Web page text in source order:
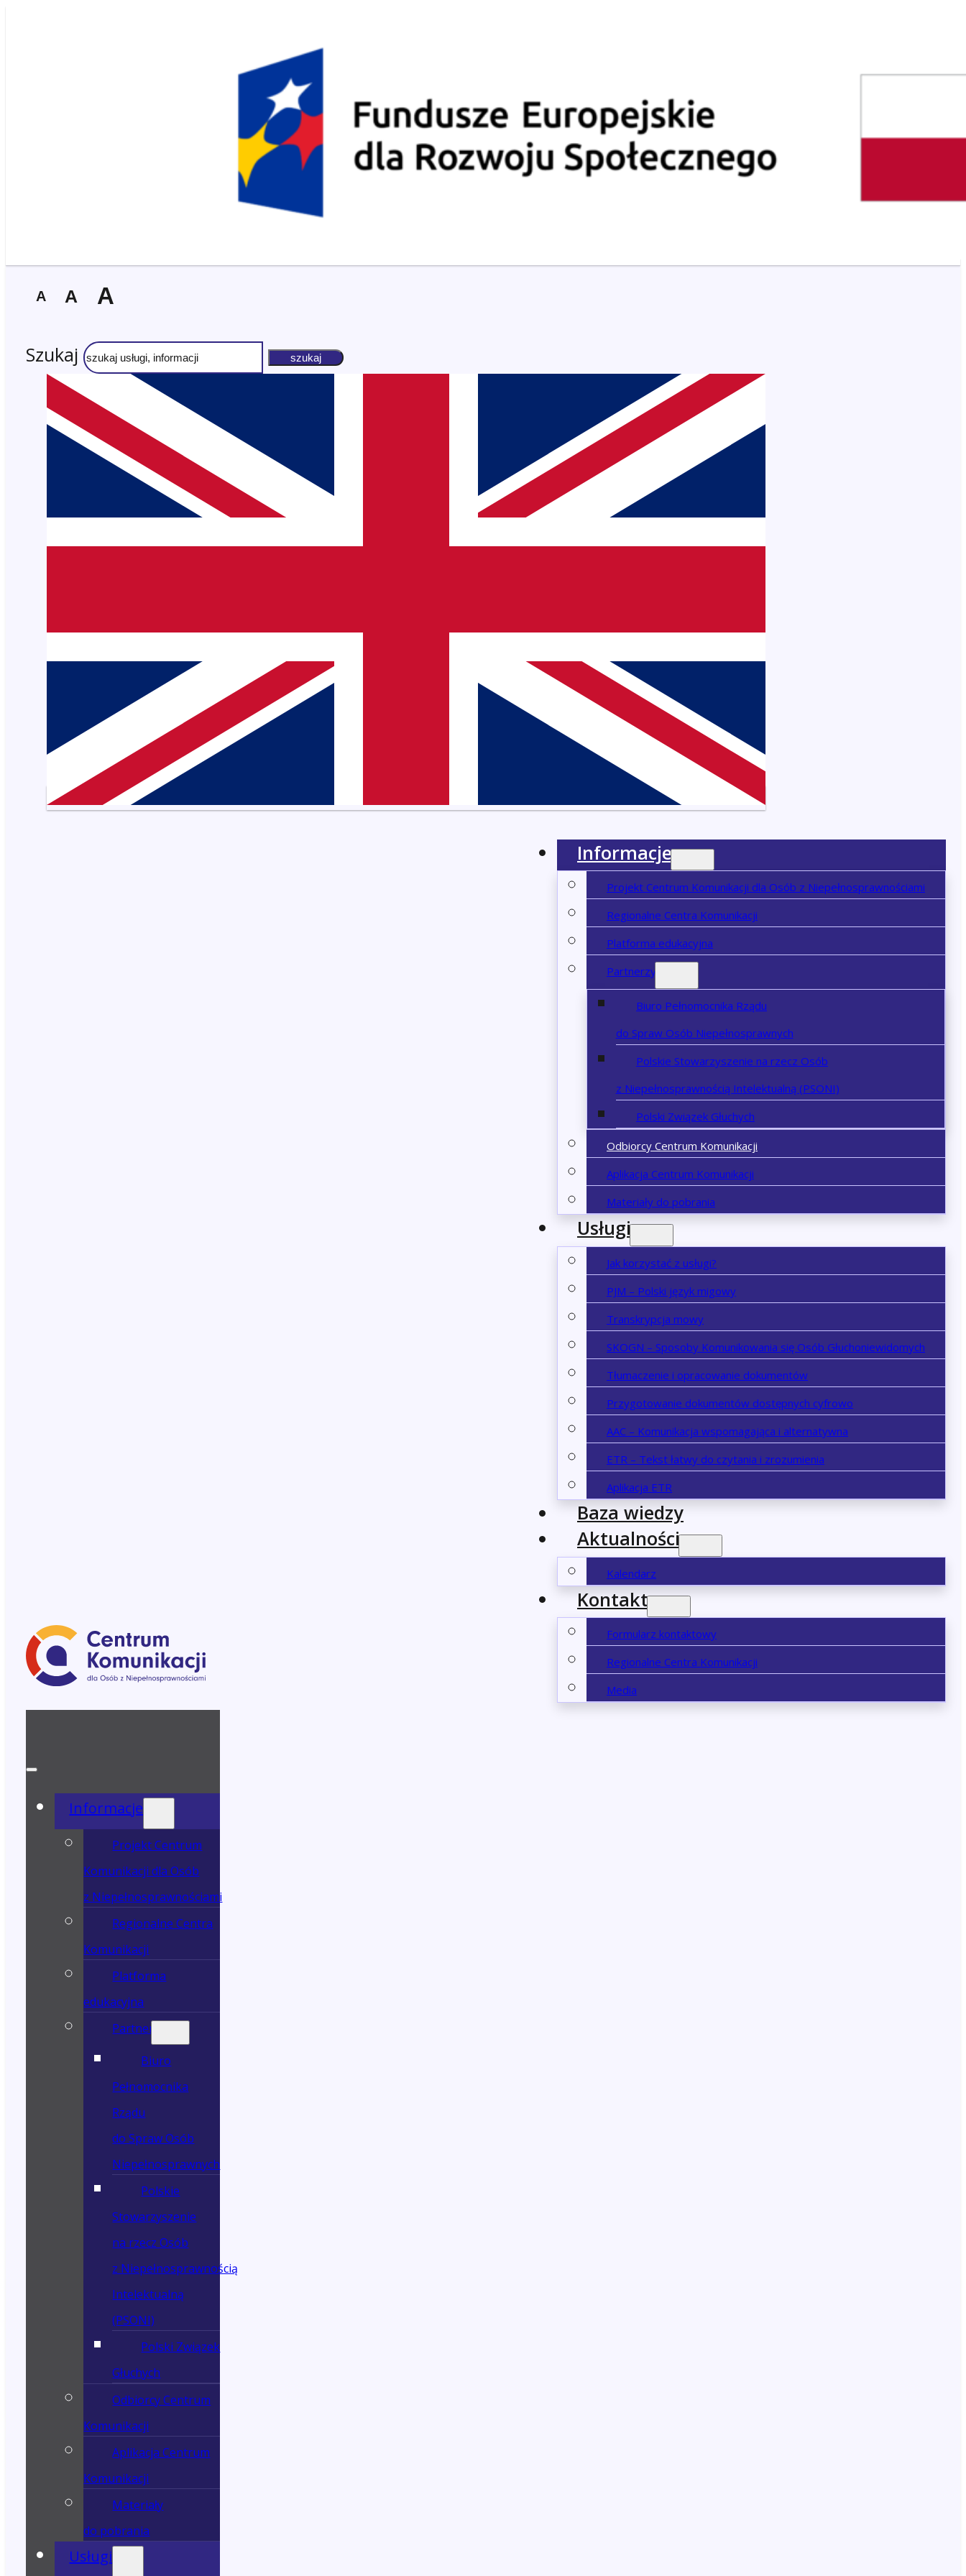
A A A
Szukaj szukaj
Informacje
Projekt Centrum Komunikacji dla Osób z Niepełnosprawnościami
Regionalne Centra Komunikacji
Platforma edukacyjna
Partnerzy
Biuro Pełnomocnika Rządu
do Spraw Osób Niepełnosprawnych
Polskie Stowarzyszenie na rzecz Osób
z Niepełnosprawnością Intelektualną (PSONI)
Polski Związek Głuchych
Odbiorcy Centrum Komunikacji
Aplikacja Centrum Komunikacji
Materiały do pobrania
Usługi
Jak korzystać z usługi?
PJM – Polski język migowy
Transkrypcja mowy
SKOGN – Sposoby Komunikowania się Osób Głuchoniewidomych
Tłumaczenie i opracowanie dokumentów
Przygotowanie dokumentów dostępnych cyfrowo
AAC – Komunikacja wspomagająca i alternatywna
ETR – Tekst łatwy do czytania i zrozumienia
Aplikacja ETR
Baza wiedzy
Aktualności
Kalendarz
Kontakt
Formularz kontaktowy
Regionalne Centra Komunikacji
Media
Informacje
Projekt Centrum
Komunikacji dla Osób
z Niepełnosprawnościami
Regionalne Centra
Komunikacji
Platforma
edukacyjna
Partnerzy
Biuro
Pełnomocnika
Rządu
do Spraw Osób
Niepełnosprawnych
Polskie
Stowarzyszenie
na rzecz Osób
z Niepełnosprawnością
Intelektualną
(PSONI)
Polski Związek
Głuchych
Odbiorcy Centrum
Komunikacji
Aplikacja Centrum
Komunikacji
Materiały
do pobrania
Usługi